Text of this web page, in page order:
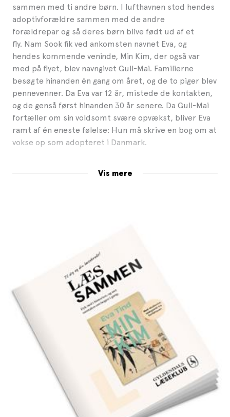
sammen med ti andre børn. I lufthavnen stod hendes
adoptivforældre sammen med de andre
forældrepar og så deres børn blive født ud af et
fly. Nam Sook fik ved ankomsten navnet Eva, og
hendes kommende veninde, Min Kim, der også var
med på flyet, blev navngivet Gull-Mai. Familierne
besøgte hinanden én gang om året, og de to piger blev
pennevenner. Da Eva var 12 år, mistede de kontakten,
og de genså først hinanden 30 år senere. Da Gull-Mai
fortæller om sin voldsomt svære opvækst, bliver Eva
ramt af én eneste følelse: Hun må skrive en bog om at
vokse op som adopteret i Danmark.
barn, når det bliver adskilt fra sin familie og sat ind i
om slægtskabets betydning og om, hvordan
man omskaber sin identitet ved selv at bestemme,
hvordan historien fortælles.
Vis mere